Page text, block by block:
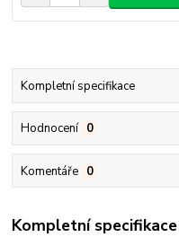
Kompletní specifikace
Hodnocení 0
Komentáře 0
Kompletní specifikace